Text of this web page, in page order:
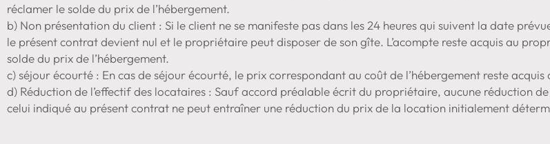
réclamer le solde du prix de l’hébergement.
b) Non présentation du client : Si le client ne se manifeste pas dans les 24 heures qui suivent la date
le présent contrat devient nul et le propriétaire peut disposer de son gîte. L’acompte reste acquis au
solde du prix de l’hébergement.
c) séjour écourté : En cas de séjour écourté, le prix correspondant au coût de l’hébergement reste
d) Réduction de l’effectif des locataires : Sauf accord préalable écrit du propriétaire, aucune réduction
celui indiqué au présent contrat ne peut entraîner une réduction du prix de la location initialement